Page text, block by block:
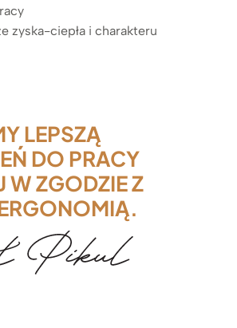
zyska-ciepła i charakteru
LEPSZĄ
DO PRACY
W ZGODZIE Z